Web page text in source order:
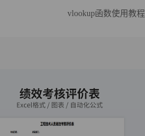
vlookup函数使用教程